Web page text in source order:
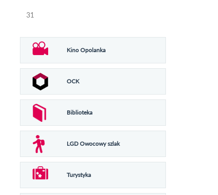
31
Kino Opolanka
OCK
Biblioteka
LGD Owocowy szlak
Turystyka